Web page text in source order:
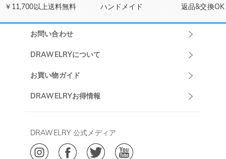
￥11,700以上送料無料 ハンドメイド 返品&交換OK
お問い合わせ
DRAWELRYについて
DRAWELRYについて
ご利用規約
ご特定商取引法に基づく表示
お買い物ガイド
発送について
ジュエリーお手入れ
Drawelry Blog
DRAWELRYお得情報
会員・ポイントについて
DRAWELRY 公式メディア